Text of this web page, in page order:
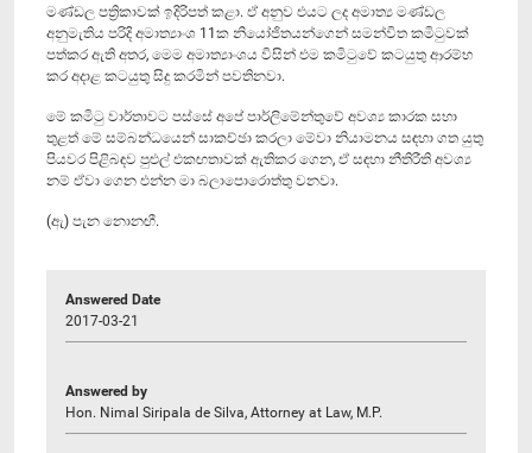
මණ්ඩල පත්‍රිකාවක් ඉදිරිපත් කළා. ඒ අනුව එයට ලද අමාත්‍ය මණ්ඩල
අනුමැතිය පරිදි අමාත්‍යාංශ 11ක නියෝජිතයන්ගෙන් සමන්විත කමිටුවක්
පත්කර ඇති අතර, මෙම අමාත්‍යාංශය විසින් එම කමිටුවේ කටයුතු ආරම්භ
කර අදාළ කටයුතු සිදු කරමින් පවතිනවා.
මේ කමිටු වාර්තාවට පස්සේ අපේ පාර්ලිමේන්තුවේ අවශ්‍ය කාරක සභා
තුළත් මේ සම්බන්ධයෙන් සාකච්ඡා කරලා මේවා නියාමනය සඳහා ගත යුතු
පියවර පිළිබඳව පුළුල් එකඟතාවක් ඇතිකර ගෙන, ඒ සඳහා නීතිරීති අවශ්‍ය
නම් ඒවා ගෙන එන්න මා බලාපොරොත්තු වනවා.
(ඇ) පැන නොනඟී.
Answered Date
2017-03-21
Answered by
Hon. Nimal Siripala de Silva, Attorney at Law, M.P.